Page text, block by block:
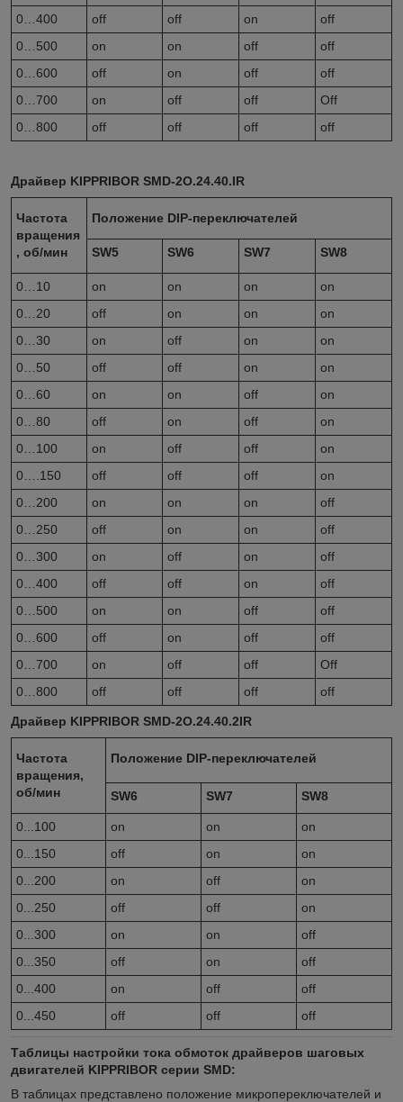
0…400
off off on
off
0…500
on on off
off
0…600
off on off
off
0…700
on off off
Off
0…800
off off off off
Драйвер KIPPRIBOR SMD-2O.24.40.IR
Частота
вращения
, об/мин
Положение DIP-переключателей
SW5 SW6 SW7 SW8
0…10 on on on
on
0…20
off on on
on
0…30
on off on
on
0…50
off off on
on
0…60
on on off
on
0…80
off on off
on
0…100
on off off
on
0….150
off off off
on
0…200
on on on
off
0…250
off on on
off
0…300
on off on
off
0…400
off off on
off
0…500
on on off
off
0…600
off on off
off
0…700
on off off
Off
0…800
off off off off
Драйвер KIPPRIBOR SMD-2O.24.40.2IR
Частота
вращения,
об/мин
Положение DIP-переключателей
SW6 SW7 SW8
0...100 on on
on
0...150
off on
on
0...200
on off
on
0...250
off off
on
0...300
on on
off
0...350
off on
off
0...400
on off
off
0...450
off off off
Таблицы настройки тока обмоток драйверов шаговых
двигателей KIPPRIBOR серии SMD:
В таблицах представлено положение микропереключателей и